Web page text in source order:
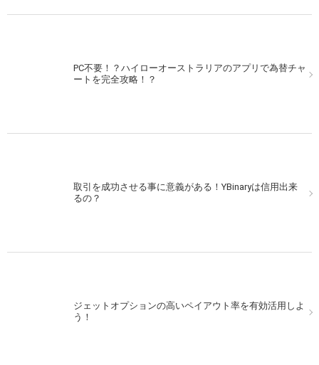
PC不要！？ハイローオーストラリアのアプリで為替チャ
ートを完全攻略！？
取引を成功させる事に意義がある！YBinaryは信用出来
るの？
ジェットオプションの高いペイアウト率を有効活用しよ
う！